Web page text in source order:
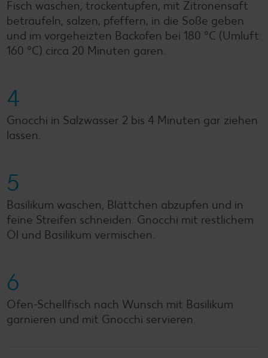
Fisch waschen, trockentupfen, mit Zitronensaft
beträufeln, salzen, pfeffern, in die Soße geben
und im vorgeheizten Backofen bei 180 °C (Umluft:
160 °C) circa 20 Minuten garen.
4
Gnocchi in Salzwasser 2 bis 4 Minuten gar ziehen
lassen.
5
Basilikum waschen, Blättchen abzupfen und in
feine Streifen schneiden. Gnocchi mit restlichem
Öl und Basilikum vermischen.
6
Ofen-Schellfisch nach Wunsch mit Basilikum
garnieren und mit Gnocchi servieren.